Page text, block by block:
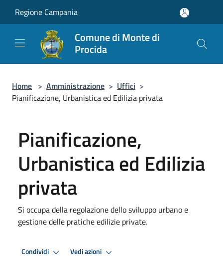
Regione Campania
Comune di Monte di
Procida
Home > Amministrazione > Uffici >
Pianificazione, Urbanistica ed Edilizia privata
Pianificazione,
Urbanistica ed Edilizia
privata
Si occupa della regolazione dello sviluppo urbano e
gestione delle pratiche edilizie private.
Condividi Vedi azioni